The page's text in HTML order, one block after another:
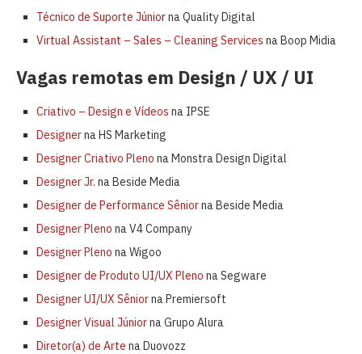
Técnico de Suporte Júnior na Quality Digital
Virtual Assistant – Sales – Cleaning Services na Boop Midia
Vagas remotas em Design / UX / UI
Criativo – Design e Vídeos na IPSE
Designerna HS Marketing
Designer Criativo Pleno na Monstra Design Digital
Designer Jr. na Beside Media
Designer de Performance Sêniorna Beside Media
Designer Pleno na V4 Company
Designer Pleno na Wigoo
Designer de Produto UI/UX Pleno na Segware
Designer UI/UX Sêniorna Premiersoft
Designer Visual Júniorna Grupo Alura
Diretor(a) de Arte na Duovozz